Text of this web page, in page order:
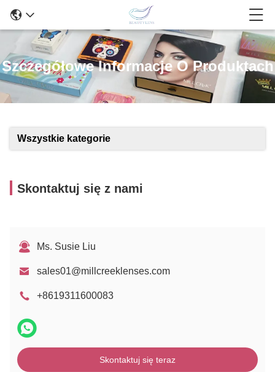
Szczegółowe Informacje O Produktach
Wszystkie kategorie
Skontaktuj się z nami
Ms. Susie Liu
sales01@millcreeklenses.com
+8619311600083
Skontaktuj się teraz